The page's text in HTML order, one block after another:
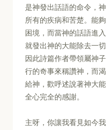
是神發出話語的命令，
所有的疾病和苦楚。能
困境，而當神的話語進
就發出神的大能除去一
因此詩篇作者帶領屬神
行的奇事來稱讚神，而
給神，歡呼述說著神大
全心完全的感謝。
主呀，你讓我看見如今